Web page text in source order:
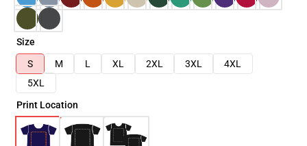
Size
S
M L XL 2XL 3XL
4XL
5XL
Print Location